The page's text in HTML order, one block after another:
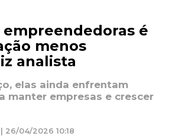
empreendedoras é
menos
analista
elas ainda enfrentam
manter empresas e crescer
26/04/2026 10:18